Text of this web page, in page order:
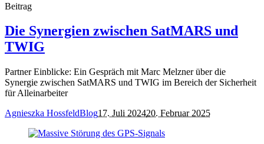
Beitrag
Die Synergien zwischen SatMARS und
TWIG
Partner Einblicke: Ein Gespräch mit Marc Melzner über die
Synergie zwischen SatMARS und TWIG im Bereich der Sicherheit
für Alleinarbeiter
Agnieszka HossfeldBlog17. Juli 202420. Februar 2025